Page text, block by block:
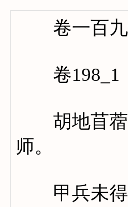
卷一百九
卷198_1
胡地苜蓿
师。
甲兵未得